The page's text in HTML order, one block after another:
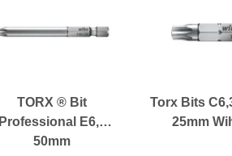
TORX ® Bit
Professional E6,3
50mm
Torx Bits
25mm